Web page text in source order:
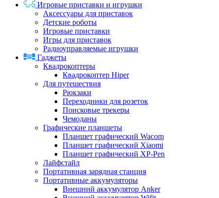
Игровые приставки и игрушки
Аксессуары для приставок
Детские роботы
Игровые приставки
Игры для приставок
Радиоуправляемые игрушки
Гаджеты
Квадрокоптеры
Квадрокоптер Hiper
Для путешествия
Рюкзаки
Переходники для розеток
Поисковые трекеры
Чемоданы
Графические планшеты
Планшет графический Wacom
Планшет графический Xiaomi
Планшет графический XP-Pen
Лайфстайл
Портативная зарядная станция
Портативные аккумуляторы
Внешний аккумулятор Anker